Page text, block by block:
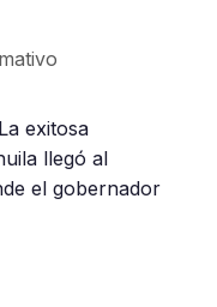
exitosa
llegó al
el gobernador